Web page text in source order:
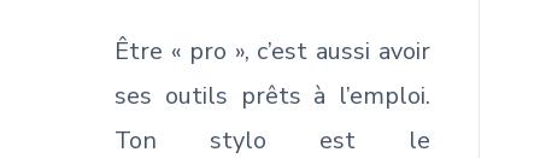
Être « pro », c’est aussi avoir
ses outils prêts à l’emploi.
Ton stylo est le